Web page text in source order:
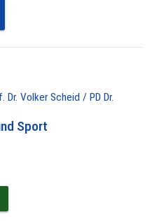
Volker Scheid / PD Dr.
Sport